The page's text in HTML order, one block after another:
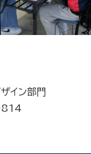
イン部門